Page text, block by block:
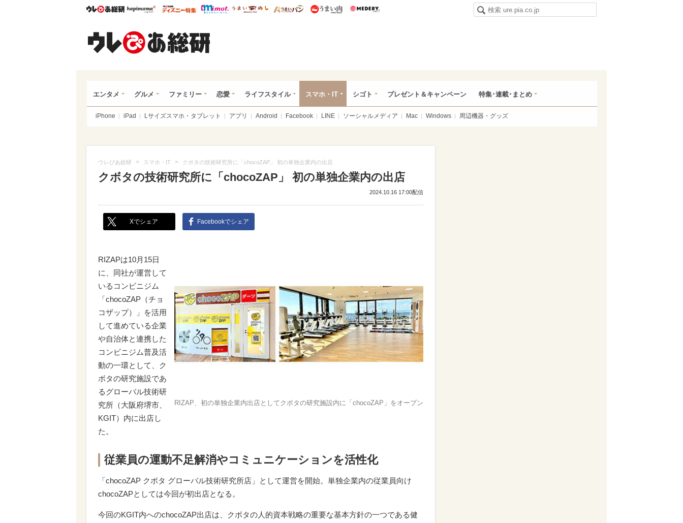
ウレぴあ総研ハピママ* ウレぴあ総研 ディズニー特集
mimot. うまいめし うまいパン うまい肉
エンタメ グルメ ファミリー 恋愛 ライフスタイル スマホ・IT シゴト プレゼント＆キャンペーン 特集･連載･まとめ
iPhone iPad Lサイズスマホ・タブレット アプリ Android Facebook LINE ソーシャルメディア Mac Windows 周辺機器・グッズ
ウレぴあ総研 > スマホ・IT > クボタの技術研究所に「chocoZAP」 初の単独企業内の出店
クボタの技術研究所に「chocoZAP」 初の単独企業内の出店
2024.10.16 17:00配信
Xでシェア Facebookでシェア
RIZAP、初の単独企業内出店としてクボタの研究施設内に「chocoZAP」をオープン
RIZAPは10月15日
に、同社が運営して
いるコンビニジム
「chocoZAP（チョ
コザップ）」を活用
して進めている企業
や自治体と連携した
コンビニジム普及活
動の一環として、ク
ボタの研究施設であ
るグローバル技術研
究所（大阪府堺市、
KGIT）内に出店し
た。
従業員の運動不足解消やコミュニケーションを活性化
「chocoZAP クボタ グローバル技術研究所店」として運営を開始。単独企業内の従業員向け
chocoZAPとしては今回が初出店となる。
今回のKGIT内へのchocoZAP出店は、クボタの人的資本戦略の重要な基本方針の一つである健